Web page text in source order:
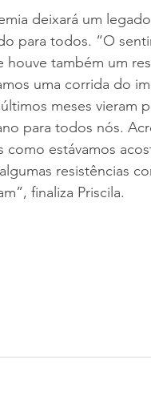
deixará um
para todos. “O
houve também um
uma corrida do
meses vieram
para todos nós.
como estávamos
resistências
finaliza Priscila.